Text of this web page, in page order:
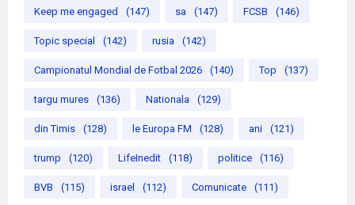
Keep me engaged (147) sa (147) FCSB (146)
Topic special (142) rusia (142)
Campionatul Mondial de Fotbal 2026 (140) Top (137)
targu mures (136) Nationala (129)
din Timis (128) le Europa FM (128) ani (121)
trump (120) LifeInedit (118) politice (116)
BVB (115) israel (112) Comunicate (111)